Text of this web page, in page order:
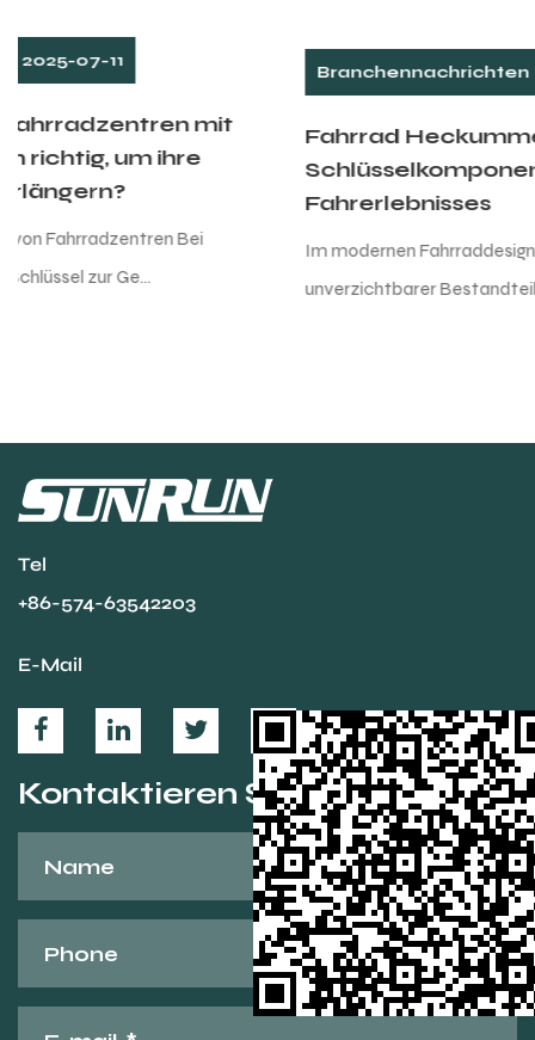
Branchennachrichten 2025-07-04
Fahrrad Heckummeur: Eine
Schlüsselkomponente des
Fahrerlebnisses
Im modernen Fahrraddesign ist der hintere Umwerfer ein
unverzichtbarer Bestandteil des Getriebesy...
Tel
+86-574-63542203
E-Mail
Kontaktieren Sie uns